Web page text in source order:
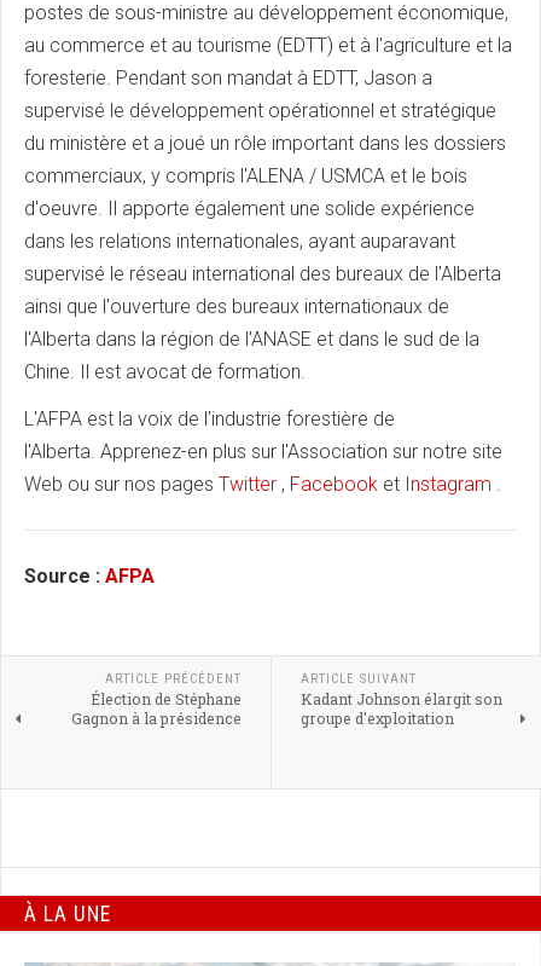
postes de sous-ministre au développement économique,
au commerce et au tourisme (EDTT) et à l'agriculture et la
foresterie. Pendant son mandat à EDTT, Jason a
supervisé le développement opérationnel et stratégique
du ministère et a joué un rôle important dans les dossiers
commerciaux, y compris l'ALENA / USMCA et le bois
d'oeuvre. Il apporte également une solide expérience
dans les relations internationales, ayant auparavant
supervisé le réseau international des bureaux de l'Alberta
ainsi que l'ouverture des bureaux internationaux de
l'Alberta dans la région de l'ANASE et dans le sud de la
Chine. Il est avocat de formation.
L'AFPA est la voix de l'industrie forestière de
l'Alberta. Apprenez-en plus sur l'Association sur notre site
Web ou sur nos pages Twitter , Facebook et Instagram .
Source : AFPA
ARTICLE PRÉCÉDENT
Élection de Stéphane
Gagnon à la présidence
ARTICLE SUIVANT
Kadant Johnson élargit son
groupe d'exploitation
À LA UNE